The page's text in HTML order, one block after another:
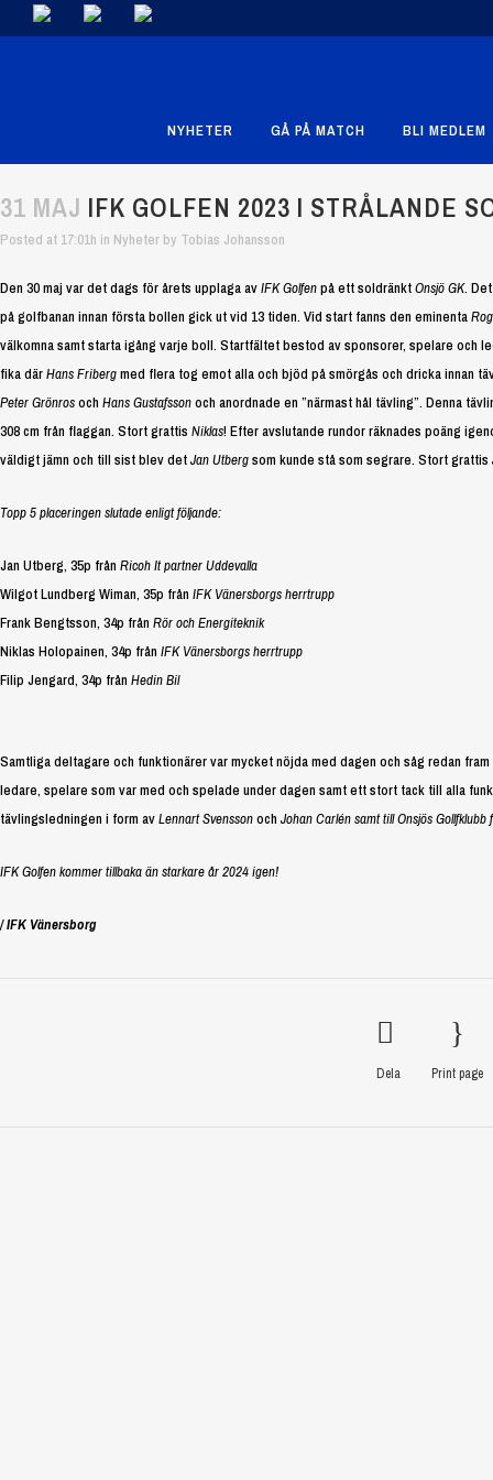
NYHETER GÅ PÅ MATCH BLI MEDLEM
31 MAJ IFK GOLFEN 2023 I STRÅLANDE
Posted at 17:01h in Nyheter by Tobias Johansson
Den 30 maj var det dags för årets upplaga avIFK Golfenpå ett soldränktOnsjö GK.
på golfbanan innan första bollen gick ut vid 13 tiden. Vid start fanns den eminenta
välkomna samt starta igång varje boll. Startfältet bestod av sponsorer, spelare och
fika därHans Fribergmed flera tog emot alla och bjöd på smörgås och dricka innan
Peter Grönrosoch Hans Gustafssonoch anordnade en ”närmast hål tävling”. Denna
308 cm från flaggan. Stort grattis Niklas! Efter avslutande rundor räknades poäng
väldigt jämn och till sist blev detJan Utbergsom kunde stå som segrare. Stort grattis
Topp 5 placeringen slutade enligt följande:
Jan Utberg, 35p från Ricoh It partner Uddevalla
Wilgot Lundberg Wiman, 35p från IFK Vänersborgs herrtrupp
Frank Bengtsson, 34p från Rör och Energiteknik
Niklas Holopainen, 34p från IFK Vänersborgs herrtrupp
Filip Jengard, 34p från Hedin Bil
Samtliga deltagare och funktionärer var mycket nöjda med dagen och såg redan
ledare, spelare som var med och spelade under dagen samt ett stort tack till alla
tävlingsledningen i form avLennart Svenssonoch Johan Carlén samt till Onsjös
IFK Golfen kommer tillbaka än starkare år 2024 igen!
/ IFK Vänersborg
Dela Print page